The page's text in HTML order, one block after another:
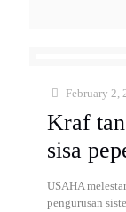
February 2,
Kraf
sisa
USAHA
pengurusan